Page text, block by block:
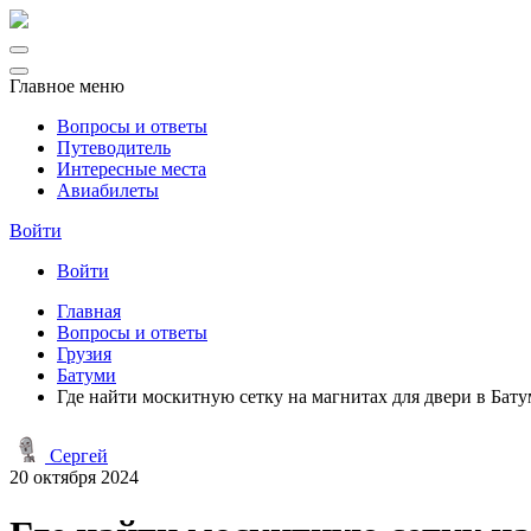
Главное меню
Вопросы и ответы
Путеводитель
Интересные места
Авиабилеты
Войти
Войти
Главная
Вопросы и ответы
Грузия
Батуми
Где найти москитную сетку на магнитах для двери в
Сергей
20 октября 2024